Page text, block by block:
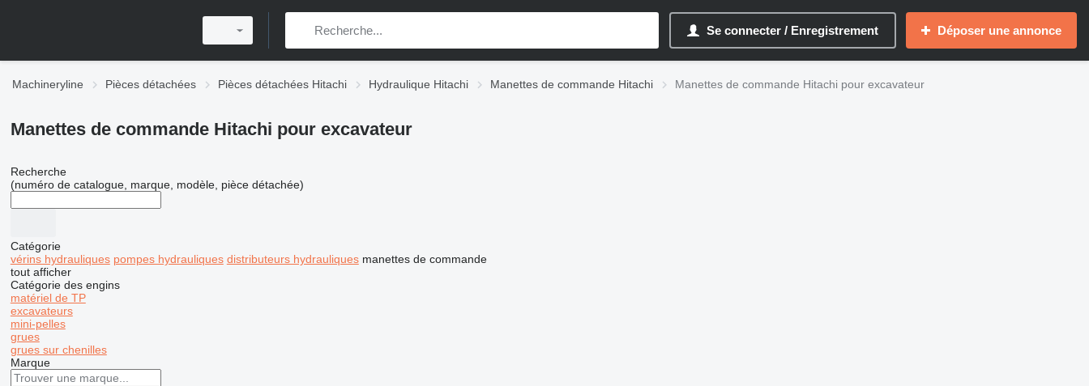
Se connecter / Enregistrement Déposer une annonce
Machineryline Pièces détachées Pièces détachées Hitachi Hydraulique Hitachi Manettes de commande Hitachi Manettes de commande Hitachi pour excavateur
Manettes de commande Hitachi pour excavateur
Recherche
(numéro de catalogue, marque, modèle, pièce détachée)
Catégorie
vérins hydrauliques pompes hydrauliques distributeurs hydrauliques manettes de commande
tout afficher
Catégorie des engins
matériel de TP
excavateurs
mini-pelles
grues
grues sur chenilles
Marque